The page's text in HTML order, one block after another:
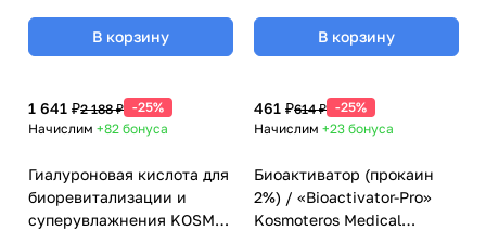
В корзину В корзину
1 641 ₽2 188 ₽ -25%
Начислим +82 бонуса
Гиалуроновая кислота для
биоревитализации и
суперувлажнения KOSMO-
461 ₽614 ₽ -25%
Начислим +23 бонуса
Биоактиватор (прокаин
2%) / «Bioactivator-Pro»
Kosmoteros Medical